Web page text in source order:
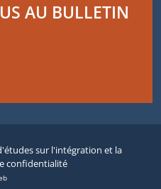
AU BULLETIN
sur l'intégration et la
confidentialité